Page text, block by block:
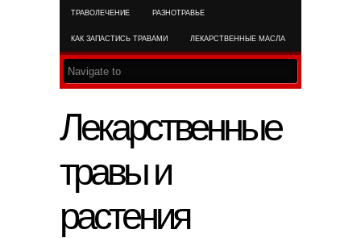
ТРАВОЛЕЧЕНИЕ РАЗНОТРАВЬЕ
КАК ЗАПАСТИСЬ ТРАВАМИ ЛЕКАРСТВЕННЫЕ МАСЛА
Лекарственные
травы и
растения